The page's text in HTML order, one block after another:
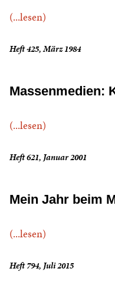
(...lesen)
Heft 425, März 1984
Massenmedien:
(...lesen)
Heft 621, Januar 2001
Mein Jahr beim
(...lesen)
Heft 794, Juli 2015